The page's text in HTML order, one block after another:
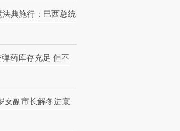
典施行；巴西总统
药库存充足 但不
女副市长解冬进京